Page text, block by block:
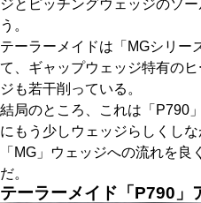
ジとピッチングウェッジのソ
う。
テーラーメイドは「MGシリー
て、ギャップウェッジ特有の
ジも若干削っている。
結局のところ、これは「P790
にもう少しウェッジらしくし
「MG」ウェッジへの流れを
だ。
テーラーメイド「P790」